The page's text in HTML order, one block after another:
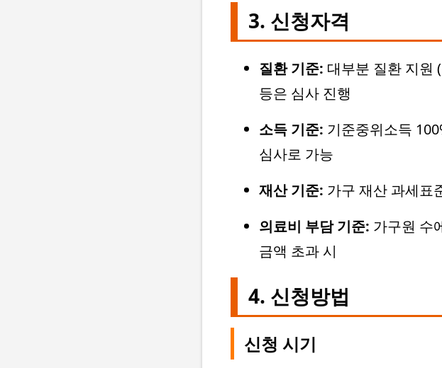
3. 신청자격
질환 기준: 대부분 질환 지원
등은 심사 진행
소득 기준: 기준중위소득
심사로 가능
재산 기준: 가구 재산 과세표
의료비 부담 기준: 가구원 수
금액 초과 시
4. 신청방법
신청 시기